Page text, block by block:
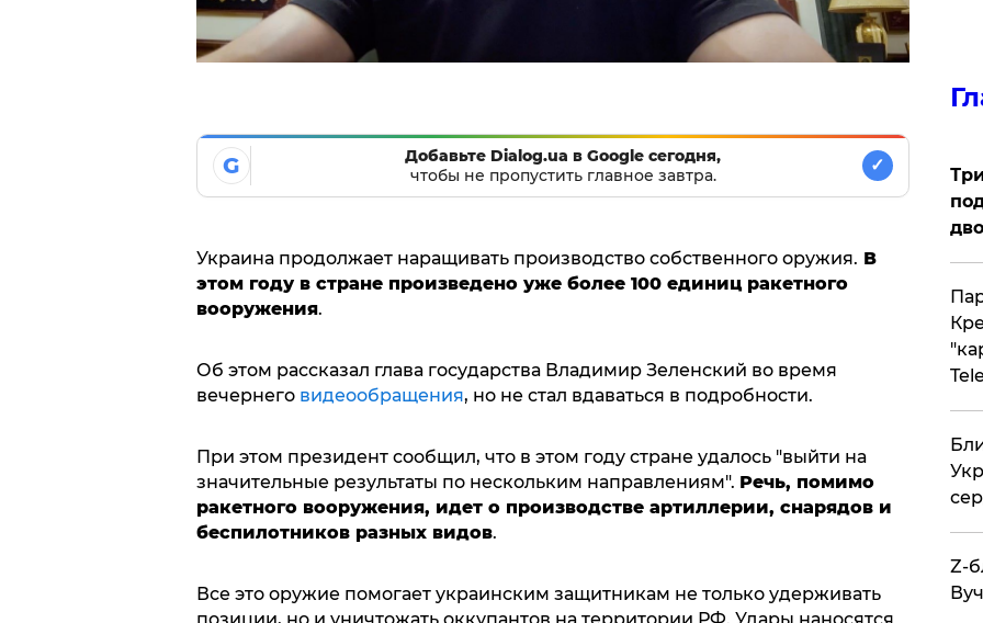
G
Добавьте Dialog.ua в Google сегодня,
чтобы не пропустить главное завтра.
✓
Украина продолжает наращивать производство собственного оружия. В
этом году в стране произведено уже более 100 единиц ракетного
вооружения.
Об этом рассказал глава государства Владимир Зеленский во время
вечернего видеообращения, но не стал вдаваться в подробности.
При этом президент сообщил, что в этом году стране удалось "выйти на
значительные результаты по нескольким направлениям". Речь, помимо
ракетного вооружения, идет о производстве артиллерии, снарядов и
беспилотников разных видов.
Все это оружие помогает украинским защитникам не только удерживать
Z-